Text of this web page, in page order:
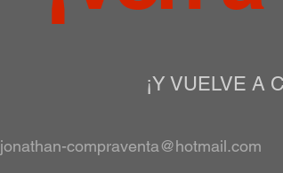
¡Y VUELVE A
jonathan-compraventa@hotmail.com